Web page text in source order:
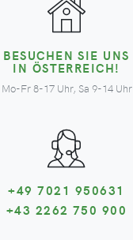
BESUCHEN SIE UNS
IN ÖSTERREICH!
Mo-Fr 8-17 Uhr, Sa 9-14 Uhr
+49 7021 950631
+43 2262 750 900